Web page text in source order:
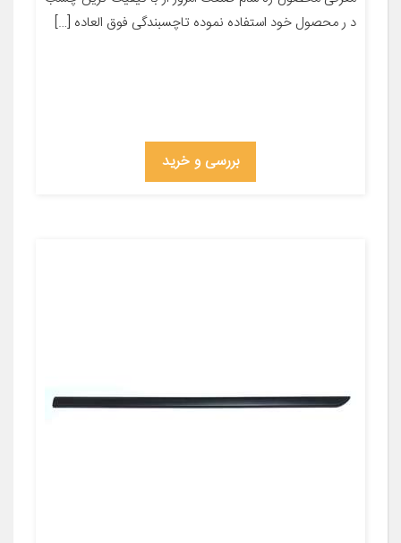
د ر محصول خود استفاده نموده تاچسبندگی فوق العاده […]
بررسی و خرید